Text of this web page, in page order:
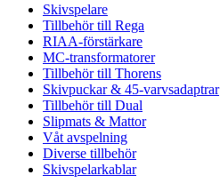
Skivspelare
Tillbehör till Rega
RIAA-förstärkare
MC-transformatorer
Tillbehör till Thorens
Skivpuckar & 45-varvsadaptrar
Tillbehör till Dual
Slipmats & Mattor
Våt avspelning
Diverse tillbehör
Skivspelarkablar